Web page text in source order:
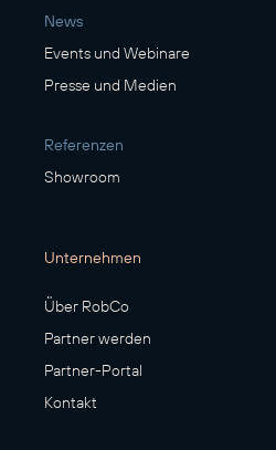
News
Events und Webinare
Presse und Medien
Referenzen
Showroom
Unternehmen
Über RobCo
Partner werden
Partner-Portal
Kontakt